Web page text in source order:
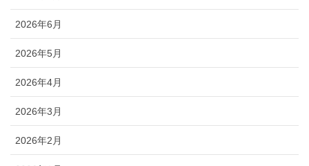
2026年6月
2026年5月
2026年4月
2026年3月
2026年2月